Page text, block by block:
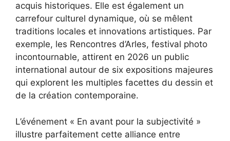
acquis historiques. Elle est également un
carrefour culturel dynamique, où se mêlent
traditions locales et innovations artistiques. Par
exemple, les Rencontres d’Arles, festival photo
incontournable, attirent en 2026 un public
international autour de six expositions majeures
qui explorent les multiples facettes du dessin et
de la création contemporaine.
L’événement « En avant pour la subjectivité »
illustre parfaitement cette alliance entre